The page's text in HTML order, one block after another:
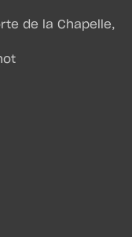
de la Chapelle,